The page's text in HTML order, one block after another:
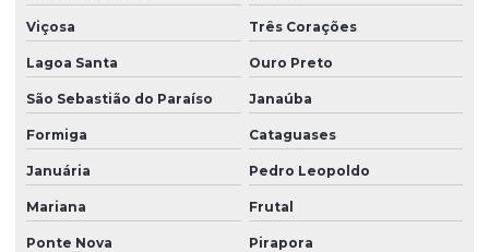
Viçosa Três Corações
Lagoa Santa Ouro Preto
São Sebastião do Paraíso Janaúba
Formiga Cataguases
Januária Pedro Leopoldo
Mariana Frutal
Ponte Nova Pirapora